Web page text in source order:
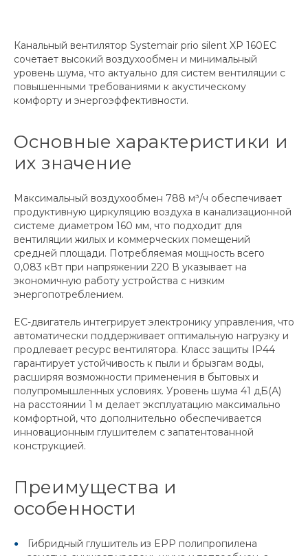
Канальный вентилятор Systemair prio silent XP 160EC
сочетает высокий воздухообмен и минимальный
уровень шума, что актуально для систем вентиляции с
повышенными требованиями к акустическому
комфорту и энергоэффективности.
Основные характеристики и
их значение
Максимальный воздухообмен 788 м³/ч обеспечивает
продуктивную циркуляцию воздуха в канализационной
системе диаметром 160 мм, что подходит для
вентиляции жилых и коммерческих помещений
средней площади. Потребляемая мощность всего
0,083 кВт при напряжении 220 В указывает на
экономичную работу устройства с низким
энергопотреблением.
EC-двигатель интегрирует электронику управления, что
автоматически поддерживает оптимальную нагрузку и
продлевает ресурс вентилятора. Класс защиты IP44
гарантирует устойчивость к пыли и брызгам воды,
расширяя возможности применения в бытовых и
полупромышленных условиях. Уровень шума 41 дБ(А)
на расстоянии 1 м делает эксплуатацию максимально
комфортной, что дополнительно обеспечивается
инновационным глушителем с запатентованной
конструкцией.
Преимущества и
особенности
Гибридный глушитель из EPP полипропилена